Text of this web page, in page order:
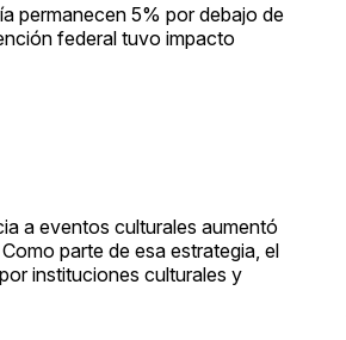
permanecen 5% por debajo de
federal tuvo impacto
a eventos culturales aumentó
parte de esa estrategia, el
instituciones culturales y